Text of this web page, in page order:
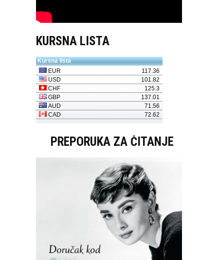
KURSNA LISTA
PREPORUKA ZA ČITANJE